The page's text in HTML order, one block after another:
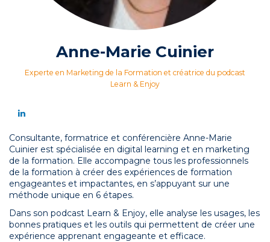
Anne-Marie Cuinier
Experte en Marketing de la Formation et créatrice du podcast
Learn & Enjoy
Consultante, formatrice et conférencière Anne-Marie
Cuinier est spécialisée en digital learning et en marketing
de la formation. Elle accompagne tous les professionnels
de la formation à créer des expériences de formation
engageantes et impactantes, en s’appuyant sur une
méthode unique en 6 étapes.
Dans son podcast Learn & Enjoy, elle analyse les usages, les
bonnes pratiques et les outils qui permettent de créer une
expérience apprenant engageante et efficace.